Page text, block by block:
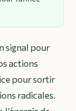
signal pour
actions
pour sortir
radicales.